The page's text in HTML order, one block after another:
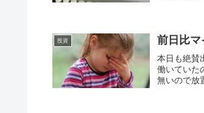
投資 前日比
本日も絶賛
働いていた
無いので放